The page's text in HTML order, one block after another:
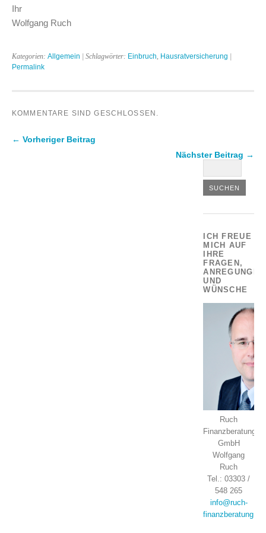
Ihr
Wolfgang Ruch
Kategorien: Allgemein | Schlagwörter: Einbruch, Hausratversicherung
Permalink
KOMMENTARE SIND GESCHLOSSEN.
← Vorheriger Beitrag
Nächster Beitrag →
ICH FREUE
MICH AUF
IHRE
FRAGEN,
ANREGUNGEN
UND
WÜNSCHE
Ruch
Finanzberatung
GmbH
Wolfgang
Ruch
Tel.: 03303 /
548 265
info@ruch-
finanzberatung.de